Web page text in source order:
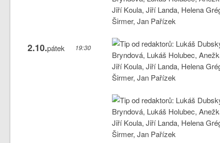
2.10.pátek 19:30